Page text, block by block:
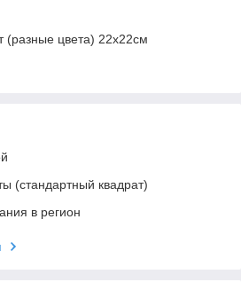
цвета) 22х22см
(стандартный квадрат)
в регион